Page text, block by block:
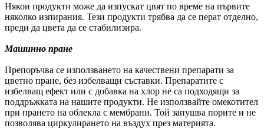
Някои продукти може да изпускат цвят по време на първите
няколко изпирания. Тези продукти трябва да се перат отделно,
преди да цвета да се стабилизира.
Машинно пране
Препоръчва се използването на качествени препарати за
цветно пране, без избелващи съставки. Препаратите с
избелващ ефект или с добавка на хлор не са подходящи за
поддръжката на нашите продукти. Не използвайте омекотител
при прането на облекла с мембрани. Той запушва порите и не
позволява циркулирането на въздух през материята.